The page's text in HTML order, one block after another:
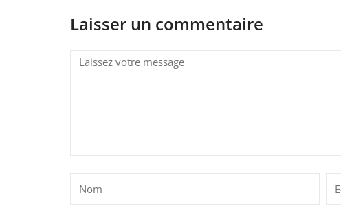
Laisser un commentaire